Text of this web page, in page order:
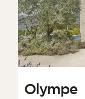
Olympe